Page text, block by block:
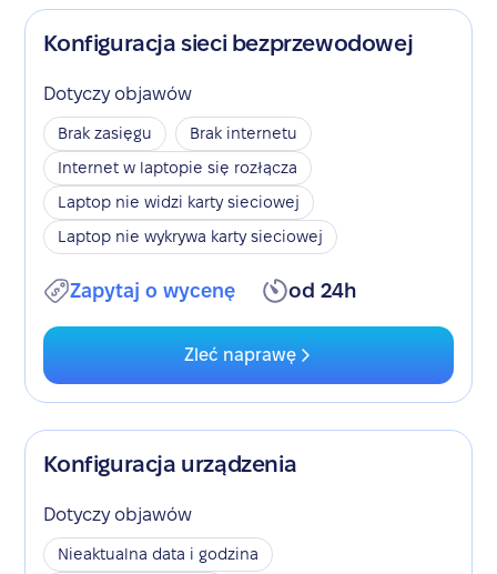
Konfiguracja sieci bezprzewodowej
Dotyczy objawów
Brak zasięgu
Brak internetu
Internet w laptopie się rozłącza
Laptop nie widzi karty sieciowej
Laptop nie wykrywa karty sieciowej
Zapytaj o wycenę od 24h
Zleć naprawę
Konfiguracja urządzenia
Dotyczy objawów
Nieaktualna data i godzina